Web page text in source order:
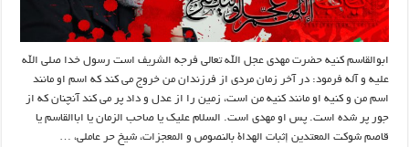
ابوالقاسم کنیه حضرت مهدی عجل الله تعالی فرجه الشریف است رسول خدا صلی الله
علیه و آله فرمود: در آخر زمان مردی از فرزندان من خروج می کند که اسم او مانند
اسم من و کنیه او مانند کنیه من است، زمین را از عدل و داد پر می کند آنچنان که از
جور پر شده است. پس او مهدی است. السلام علیک یا صاحب الزمان یا اباالقاسم یا
قاصم شوکت المعتدین إثبات الهداة بالنصوص و المعجزات، شيخ حر عاملى، …